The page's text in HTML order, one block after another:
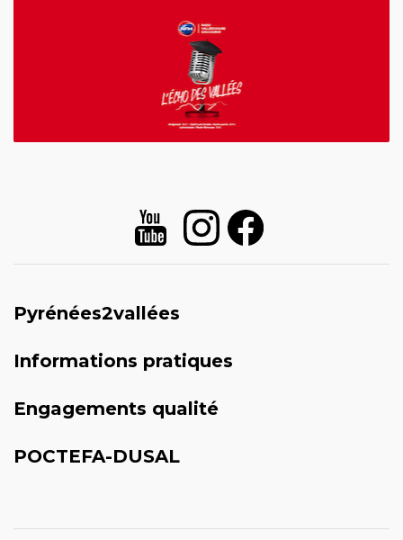
Pyrénées2vallées
Informations pratiques
Engagements qualité
POCTEFA-DUSAL